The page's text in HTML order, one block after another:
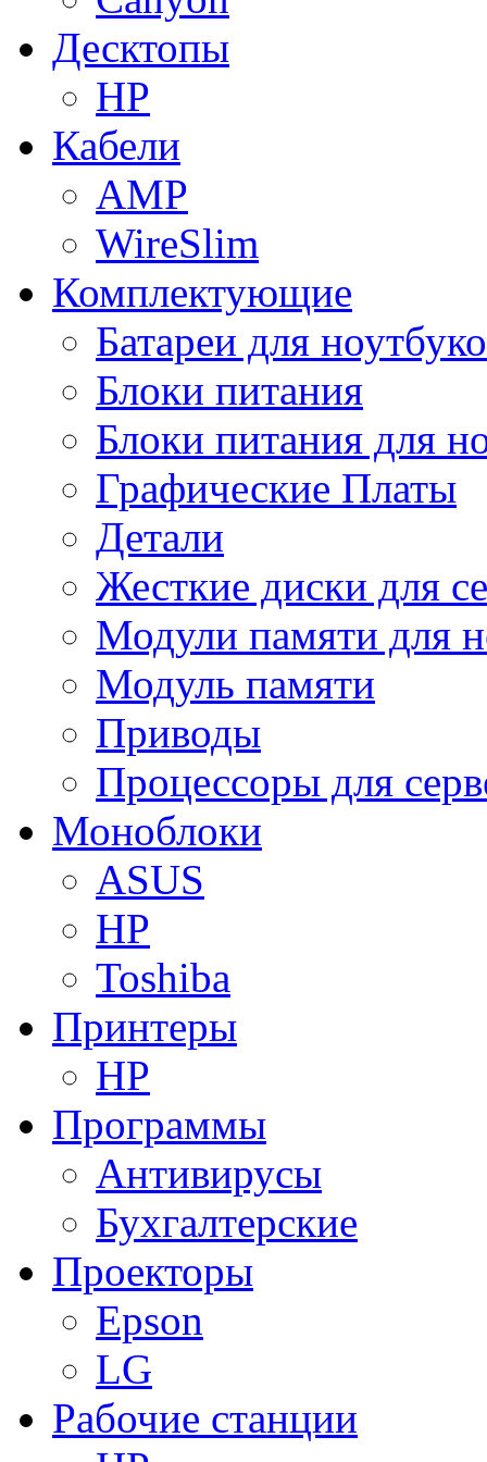
Десктопы
HP
Кабели
AMP
WireSlim
Комплектующие
Батареи для
Блоки питания
Блоки питания для
Графические Платы
Детали
Жесткие диски для
Модули памяти для
Модуль памяти
Приводы
Процессоры для
Моноблоки
ASUS
HP
Toshiba
Принтеры
HP
Программы
Антивирусы
Бухгалтерские
Проекторы
Epson
LG
Рабочие станции